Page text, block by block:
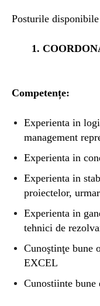
Posturile
1.
Competențe:
Experienta in
management
Experienta in
Experienta in
proiectelor,
Experienta in
tehnici de
Cunoştinţe bune
EXCEL
Cunostiinte bune